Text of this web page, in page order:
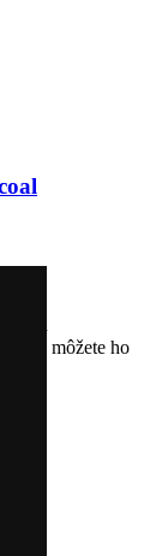
hodín
môžete ho